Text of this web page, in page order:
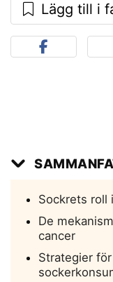
Lägg till i
Sockrets roll
De
cancer
Strategier